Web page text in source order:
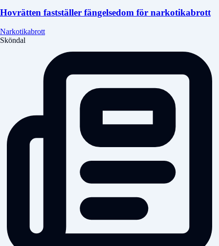
Hovrätten fastställer fängelsedom för narkotikabrott
Narkotikabrott
Sköndal